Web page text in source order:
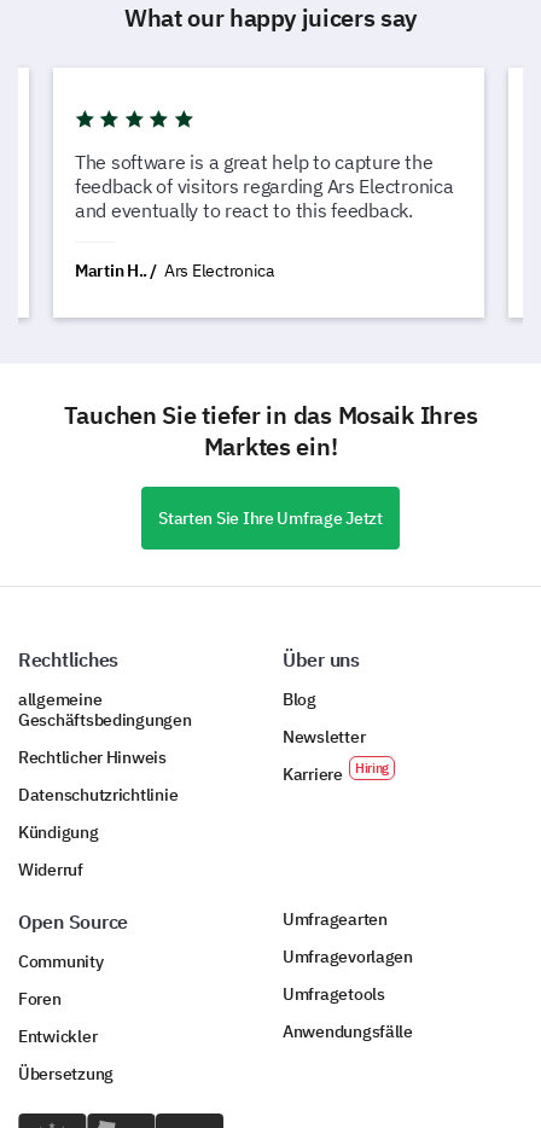
What our happy juicers say
The software is a great help to capture the
feedback of visitors regarding Ars Electronica
and eventually to react to this feedback.
Martin H.. Ars Electronica
Tauchen Sie tiefer in das Mosaik Ihres
Marktes ein!
Starten Sie Ihre Umfrage Jetzt
Rechtliches
allgemeine
Geschäftsbedingungen
Rechtlicher Hinweis
Datenschutzrichtlinie
Kündigung
Widerruf
Über uns
Blog
Newsletter
Karriere
Open Source
Community
Foren
Entwickler
Übersetzung
Umfragearten
Umfragevorlagen
Umfragetools
Anwendungsfälle